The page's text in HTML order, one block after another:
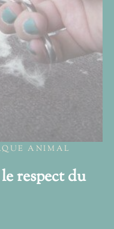
ANIMAL
respect du